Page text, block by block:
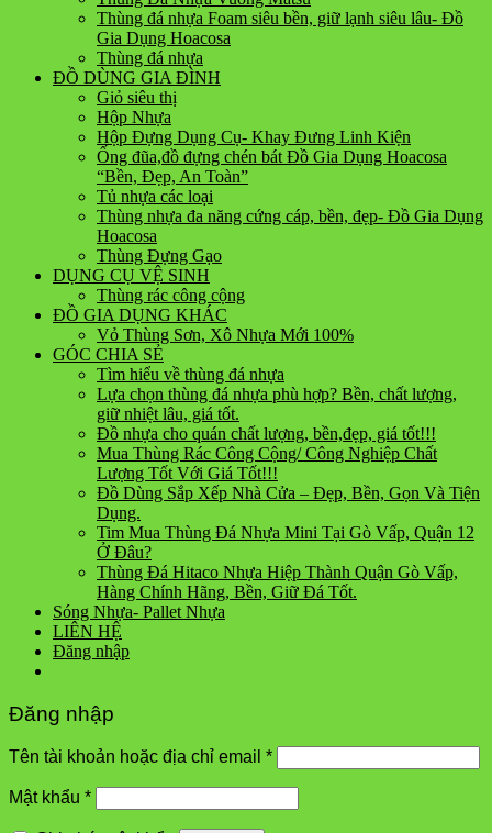
Thùng đá nhựa Foam siêu bền, giữ lạnh siêu lâu- Đồ
Gia Dụng Hoacosa
Thùng đá nhựa
ĐỒ DÙNG GIA ĐÌNH
Giỏ siêu thị
Hộp Nhựa
Hộp Đựng Dụng Cụ- Khay Đưng Linh Kiện
Ống đũa,đồ đựng chén bát Đồ Gia Dụng Hoacosa
“Bền, Đẹp, An Toàn”
Tủ nhựa các loại
Thùng nhựa đa năng cứng cáp, bền, đẹp- Đồ Gia Dụng
Hoacosa
Thùng Đựng Gạo
DỤNG CỤ VỆ SINH
Thùng rác công cộng
ĐỒ GIA DỤNG KHÁC
Vỏ Thùng Sơn, Xô Nhựa Mới 100%
GÓC CHIA SẺ
Tìm hiểu về thùng đá nhựa
Lựa chọn thùng đá nhựa phù hợp? Bền, chất lượng,
giữ nhiệt lâu, giá tốt.
Đồ nhựa cho quán chất lượng, bền,đẹp, giá tốt!!!
Mua Thùng Rác Công Cộng/ Công Nghiệp Chất
Lượng Tốt Với Giá Tốt!!!
Đồ Dùng Sắp Xếp Nhà Cửa – Đẹp, Bền, Gọn Và Tiện
Dụng.
Tim Mua Thùng Đá Nhựa Mini Tại Gò Vấp, Quận 12
Ở Đâu?
Thùng Đá Hitaco Nhựa Hiệp Thành Quận Gò Vấp,
Hàng Chính Hãng, Bền, Giữ Đá Tốt.
Sóng Nhựa- Pallet Nhựa
LIÊN HỆ
Đăng nhập
Đăng nhập
Tên tài khoản hoặc địa chỉ email *
Mật khẩu *